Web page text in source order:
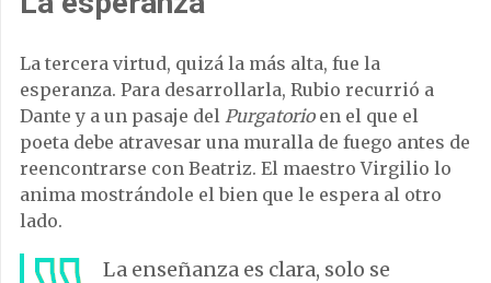
La tercera virtud, quizá la más alta, fue la
esperanza. Para desarrollarla, Rubio recurrió a
Dante y a un pasaje del Purgatorioen el que el
poeta debe atravesar una muralla de fuego antes de
reencontrarse con Beatriz. El maestro Virgilio lo
anima mostrándole el bien que le espera al otro
lado.
La enseñanza es clara, solo se